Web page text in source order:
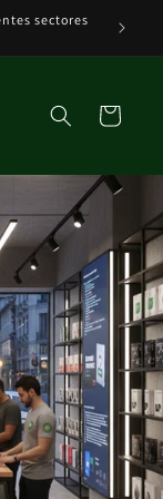
sectores
Carrito